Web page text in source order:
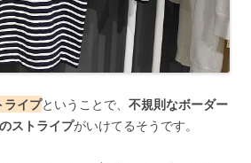
イプということで、 不規則なボーダー
ストライプがいけてるそうです。